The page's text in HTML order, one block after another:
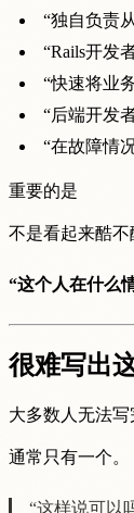
“独自负责
“Rails开发
“快速将业
“后端开发
“在故障情
重要的是
不是看起来酷不
“这个人在什么
很难写出
大多数人无法
通常只有一个。
“这样说可以